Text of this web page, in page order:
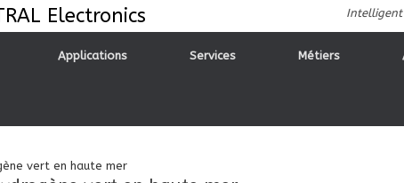
Electronics Intelligent
Applications Services Métiers
vert en haute mer